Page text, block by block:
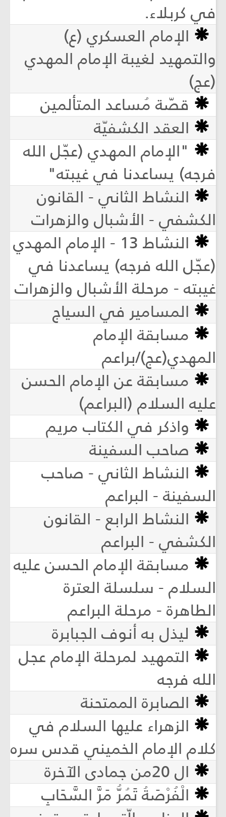
في كربلاء.
الإمام العسكري (ع)
والتمهيد لغيبة الإمام المهدي
(عج)
قصّة مُساعد المتألمين
العقد الكشفيّة
"الإمام المهدي (عجّل الله
فرجه) يساعدنا في غيبته"
النشاط الثاني - القانون
الكشفي - الأشبال والزهرات
النشاط 13 - الإمام المهدي
(عجّل الله فرجه) يساعدنا في
غيبته - مرحلة الأشبال والزهرات
المسامير في السياج
مسابقة الإمام
المهدي(عج)/براعم
مسابقة عن الإمام الحسن
عليه السلام (البراعم)
واذكر في الكتاب مريم
صاحب السفينة
النشاط الثاني - صاحب
السفينة - البراعم
النشاط الرابع - القانون
الكشفي - البراعم
مسابقة الإمام الحسن عليه
السلام - سلسلة العترة
الطاهرة - مرحلة البراعم
ليذل به أنوف الجبابرة
التمهيد لمرحلة الإمام عجل
الله فرجه
الصابرة الممتحنة
الزهراء عليها السلام في
كلام الإمام الخميني قدس سره
ال 20من جمادى الآخرة
الْفُرْصَةُ تَمُرُّ مَرَّ السَّحَابِ